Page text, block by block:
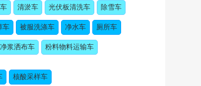
清淤车 光伏板清洗车 除雪车
车 被服洗涤车 净水车 厕所车
浆洒布车
粉料物料运输车
核酸采样车